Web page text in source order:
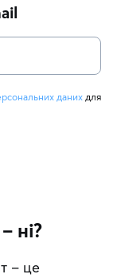
даних для
ні?
– це